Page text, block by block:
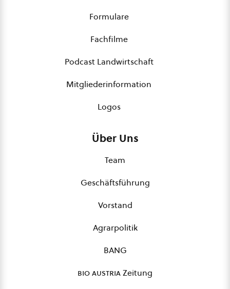
Formulare
Fachfilme
Podcast Landwirtschaft
Mitgliederinformation
Logos
Über Uns
Team
Geschäftsführung
Vorstand
Agrarpolitik
BANG
bio austriaZeitung